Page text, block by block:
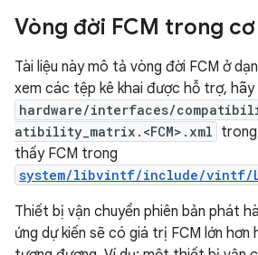
Vòng đời FCM trong
Tài liệu này mô tả vòng đời FCM ở
xem các tệp kê khai được hỗ trợ,
hardware/interfaces/
atibility_matrix.<FCM>.xml
thấy FCM trong
system/libvintf/include/vintf/
Thiết bị vận chuyển phiên bản phát
ứng dự kiến sẽ có giá trị FCM lớn